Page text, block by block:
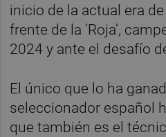
inicio de la actual era
frente de la ‘Roja’,
2024 y ante el desafío
El único que lo ha
seleccionador español
que también es el